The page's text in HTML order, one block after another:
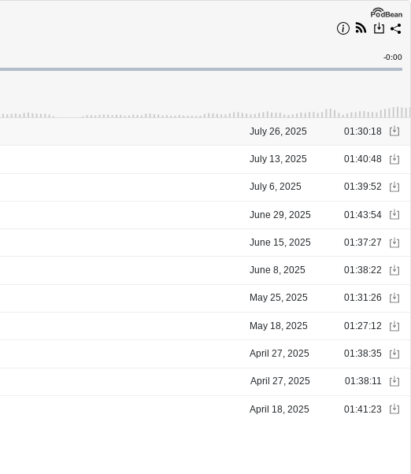
Time
-0:00
July 26, 2025 01:30:18
July 13, 2025 01:40:48
July 6, 2025 01:39:52
June 29, 2025 01:43:54
June 15, 2025 01:37:27
June 8, 2025 01:38:22
May 25, 2025 01:31:26
May 18, 2025 01:27:12
April 27, 2025 01:38:35
April 27, 2025 01:38:11
April 18, 2025 01:41:23